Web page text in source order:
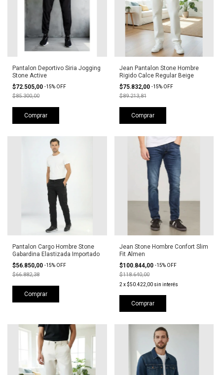
Pantalon Deportivo Siria Jogging
Stone Active
$72.505,00 -15% OFF
$85.300,00
Comprar
Jean Pantalon Stone Hombre
Rigido Calce Regular Beige
$75.832,00 -15% OFF
$89.213,81
Comprar
Pantalon Cargo Hombre Stone
Gabardina Elastizada Importado
$56.850,00 -15% OFF
$66.882,38
Comprar
Jean Stone Hombre Confort Slim
Fit Almen
$100.844,00 -15% OFF
$118.640,00
2 x$50.422,00 sin interés
Comprar